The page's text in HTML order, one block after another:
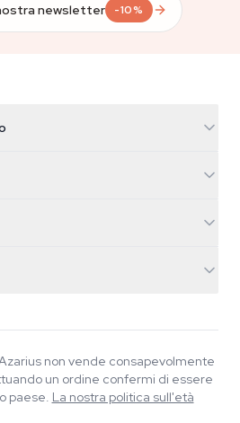
newsletter -10%
non vende consapevolmente
un ordine confermi di essere
paese. La nostra politica sull'età